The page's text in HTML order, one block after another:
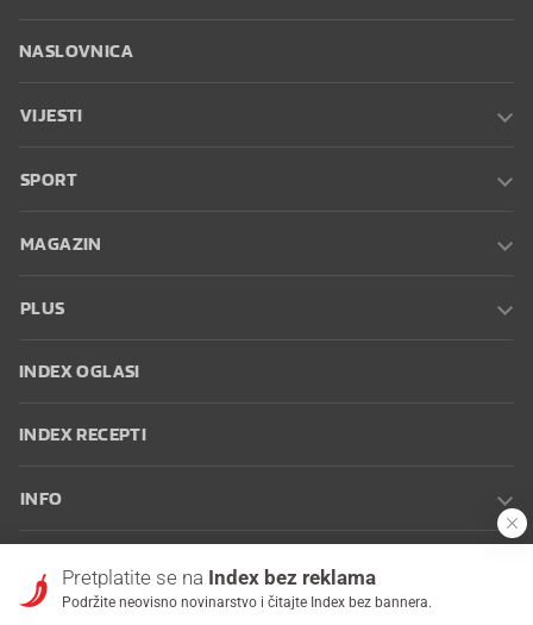
NASLOVNICA
VIJESTI
SPORT
MAGAZIN
PLUS
INDEX OGLASI
INDEX RECEPTI
INFO
korištenja
Postavke kolačića
Pretplatite se na Index bez reklama
Podržite neovisno novinarstvo i čitajte Index bez bannera.